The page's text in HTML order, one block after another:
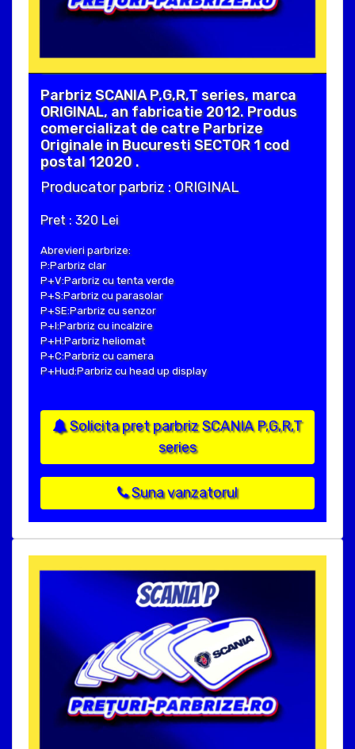
Parbriz SCANIA P,G,R,T series, marca
ORIGINAL, an fabricatie 2012. Produs
comercializat de catre Parbrize
Originale in Bucuresti SECTOR 1 cod
postal 12020 .
Producator parbriz : ORIGINAL
Pret : 320 Lei
Abrevieri parbrize:
P:Parbriz clar
P+V:Parbriz cu tenta verde
P+S:Parbriz cu parasolar
P+SE:Parbriz cu senzor
P+I:Parbriz cu incalzire
P+H:Parbriz heliomat
P+C:Parbriz cu camera
P+Hud:Parbriz cu head up display
Solicita pret parbriz SCANIA P,G,R,T
series
Suna vanzatorul